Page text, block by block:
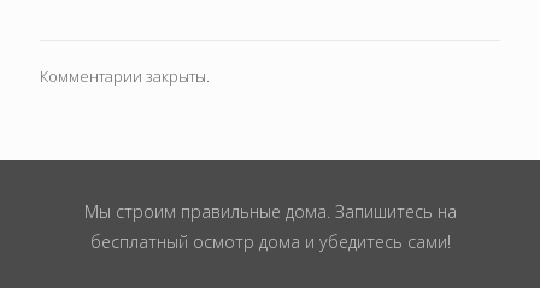
Комментарии закрыты.
Мы строим правильные дома. Запишитесь на
бесплатный осмотр дома и убедитесь сами!